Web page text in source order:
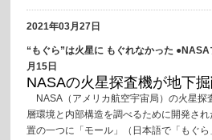
2021年03月27日
“もぐら”は火星に もぐれなかった
月15日
NASAの火星探査機が地下
NASA（アメリカ航空宇宙局）の火星探
層環境と内部構造を調べるために開発さ
置の一つに「モール」（日本語で「もぐ